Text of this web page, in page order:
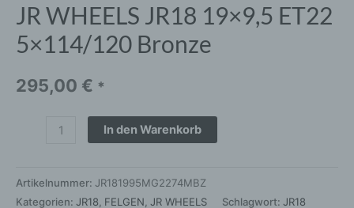
JR WHEELS JR18 19×9,5 ET22
5×114/120 Bronze
295,00 € *
In den Warenkorb
Artikelnummer: JR181995MG2274MBZ
Kategorien: JR18 FELGEN JR WHEELS Schlagwort: JR18